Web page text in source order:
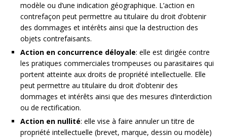
modèle ou d’une indication géographique. L’action en
contrefaçon peut permettre au titulaire du droit d’obtenir
des dommages et intérêts ainsi que la destruction des
objets contrefaisants.
Action en concurrence déloyale: elle est dirigée contre
les pratiques commerciales trompeuses ou parasitaires qui
portent atteinte aux droits de propriété intellectuelle. Elle
peut permettre au titulaire du droit d’obtenir des
dommages et intérêts ainsi que des mesures d’interdiction
ou de rectification.
Action en nullité: elle vise à faire annuler un titre de
propriété intellectuelle (brevet, marque, dessin ou modèle)